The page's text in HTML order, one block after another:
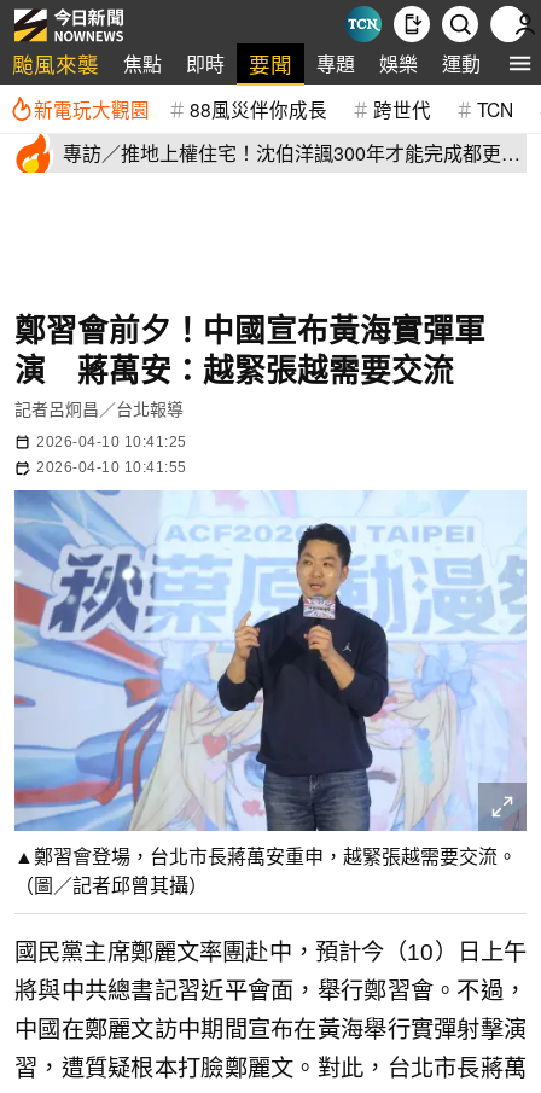
颱風來襲 焦點 即時 要聞 專題 娛樂 運動 全
新電玩大觀園 88風災伴你成長 跨世代 TCN
專訪／推地上權住宅！沈伯洋諷300年才能完成都更
鄭習會前夕！中國宣布黃海實彈軍
演 蔣萬安：越緊張越需要交流
記者呂炯昌／台北報導
2026-04-10 10:41:25
2026-04-10 10:41:55
▲鄭習會登場，台北市長蔣萬安重申，越緊張越需要交流。
（圖／記者邱曾其攝）
國民黨主席鄭麗文率團赴中，預計今（10）日上午
將與中共總書記習近平會面，舉行鄭習會。不過，
中國在鄭麗文訪中期間宣布在黃海舉行實彈射擊演
習，遭質疑根本打臉鄭麗文。對此，台北市長蔣萬